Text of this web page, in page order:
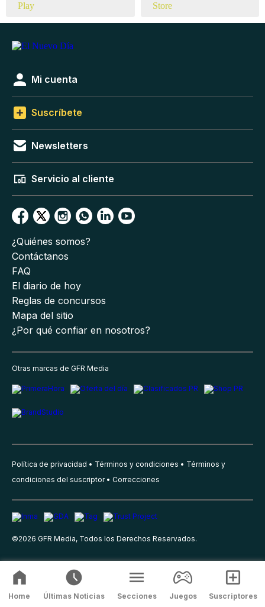
Mi cuenta
Suscríbete
Newsletters
Servicio al cliente
¿Quiénes somos?
Contáctanos
FAQ
El diario de hoy
Reglas de concursos
Mapa del sitio
¿Por qué confiar en nosotros?
Otras marcas de GFR Media
Política de privacidad Términos y condiciones
Términos y
condiciones del suscriptor
Correcciones
©2026 GFR Media, Todos los Derechos Reservados.
Home Últimas Noticias Secciones Juegos Suscriptores